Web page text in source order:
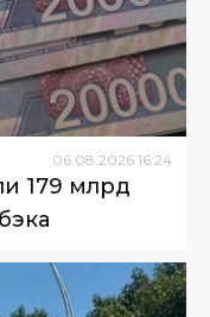
06.08.2026 16:24
179 млрд